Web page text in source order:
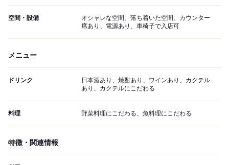
空間・設備
オシャレな空間、落ち着いた空間、カウンター
席あり、電源あり、車椅子で入店可
メニュー
ドリンク
日本酒あり、焼酎あり、ワインあり、カクテル
あり、カクテルにこだわる
料理 野菜料理にこだわる、魚料理にこだわる
特徴・関連情報